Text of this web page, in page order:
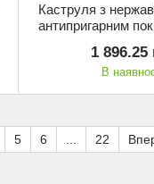
Каструля з
антипригарним
з
1 896.25
В
5 6 ... 22